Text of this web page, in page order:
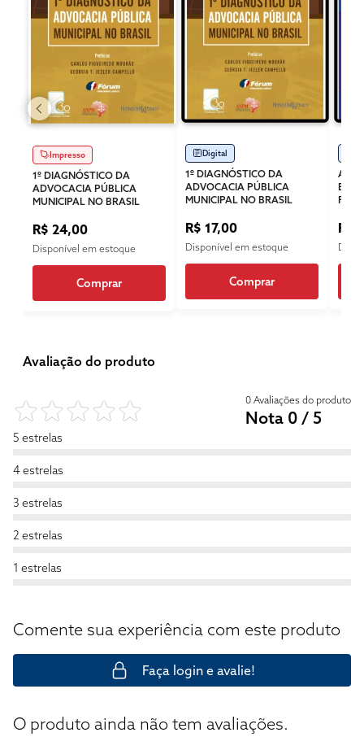
Impresso
1º DIAGNÓSTICO DA
ADVOCACIA PÚBLICA
MUNICIPAL NO BRASIL
R$ 24,00
Disponível em estoque
Comprar
Digital
1º DIAGNÓSTICO DA
ADVOCACIA PÚBLICA
MUNICIPAL NO BRASIL
R$ 17,00
Disponível em estoque
Comprar
A
R$
Avaliação do produto
0 Avaliações do produto
Nota 0 / 5
5 estrelas
4 estrelas
3 estrelas
2 estrelas
1 estrelas
Comente sua experiência com este produto
Faça login e avalie!
O produto ainda não tem avaliações.